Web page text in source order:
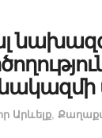
Արևելք,